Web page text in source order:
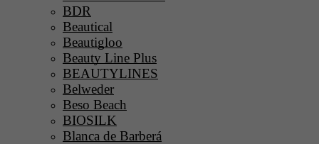
BDR
Beautical
Beautigloo
Beauty Line Plus
BEAUTYLINES
Belweder
Beso Beach
BIOSILK
Blanca de Barberá